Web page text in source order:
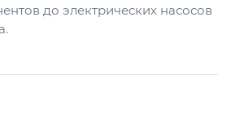
до электрических насосов